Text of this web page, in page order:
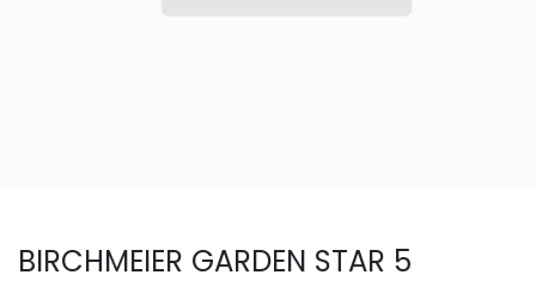
BIRCHMEIER GARDEN STAR 5